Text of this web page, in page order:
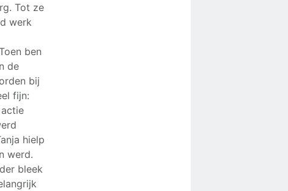
Tot ze
werk
ben
de
bij
fijn:
hielp
werd.
bleek